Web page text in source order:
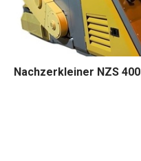
Nachzerkleiner NZS 400